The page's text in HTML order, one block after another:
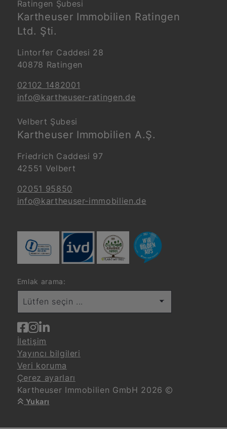
Ratingen Şubesi
Kartheuser Immobilien Ratingen
Ltd. Şti.
Lintorfer Caddesi 28
40878 Ratingen
02102 1482001
info@kartheuser-ratingen.de
Velbert Şubesi
Kartheuser Immobilien A.Ş.
Friedrich Caddesi 97
42551 Velbert
02051 95850
info@kartheuser-immobilien.de
Emlak arama:
Lütfen seçin ...
İletişim
Yayıncı bilgileri
Veri koruma
Çerez ayarları
Kartheuser Immobilien GmbH 2026
Yukarı